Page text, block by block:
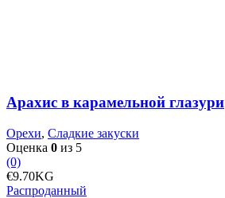
Арахис в карамельной глазури
Орехи, Сладкие закуски
Оценка 0 из 5
(0)
€9.70KG
Распроданный